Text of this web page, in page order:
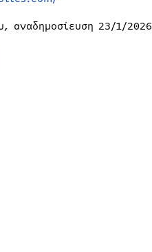
αναδημοσίευση 23/1/2026